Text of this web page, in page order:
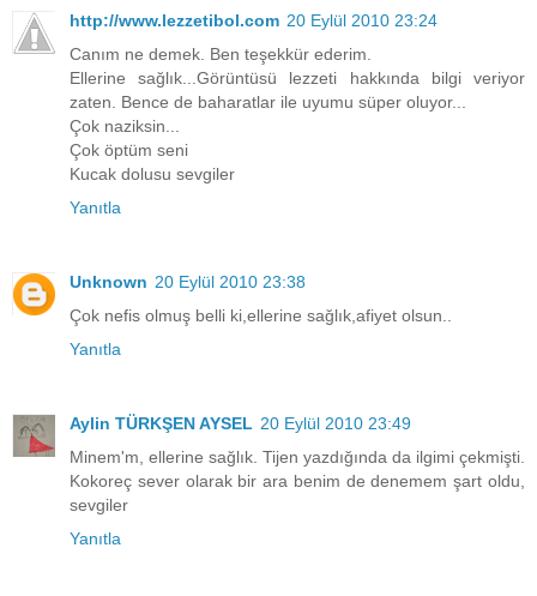
http://www.lezzetibol.com 20 Eylül 2010 23:24
Canım ne demek. Ben teşekkür ederim.
Ellerine sağlık...Görüntüsü lezzeti hakkında bilgi veriyor
zaten. Bence de baharatlar ile uyumu süper oluyor...
Çok naziksin...
Çok öptüm seni
Kucak dolusu sevgiler
Yanıtla
Unknown 20 Eylül 2010 23:38
Çok nefis olmuş belli ki,ellerine sağlık,afiyet olsun..
Yanıtla
Aylin TÜRKŞEN AYSEL 20 Eylül 2010 23:49
Minem'm, ellerine sağlık. Tijen yazdığında da ilgimi çekmişti.
Kokoreç sever olarak bir ara benim de denemem şart oldu,
sevgiler
Yanıtla